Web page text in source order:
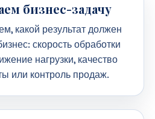
бизнес-задачу
какой результат должен
скорость обработки
нагрузки, качество
или контроль продаж.